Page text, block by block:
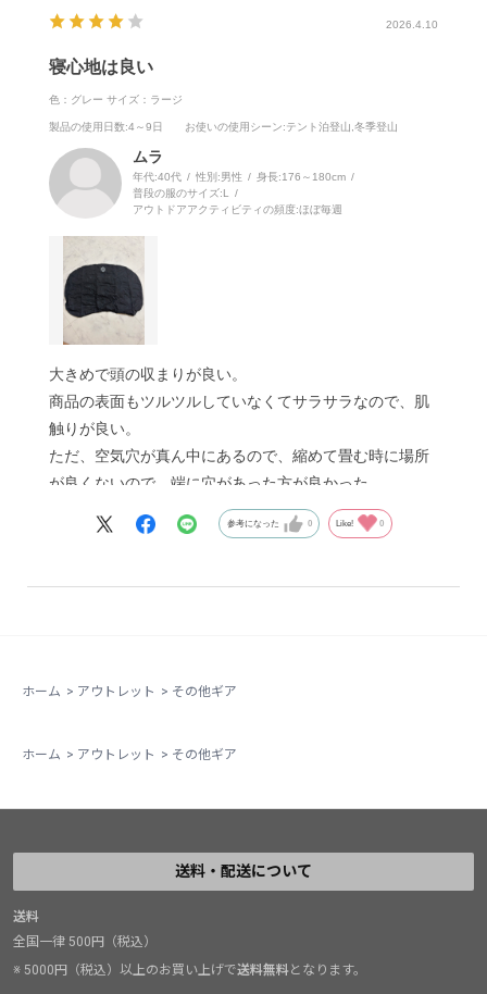
2026.4.10
寝心地は良い
色：グレー サイズ：ラージ
製品の使用日数:4～9日 お使いの使用シーン:テント泊登山,冬季登山
ムラ
年代:40代 性別:男性 身長:176～180cm
普段の服のサイズ:L
アウトドアアクティビティの頻度:ほぼ毎週
大きめで頭の収まりが良い。
商品の表面もツルツルしていなくてサラサラなので、肌
触りが良い。
ただ、空気穴が真ん中にあるので、縮めて畳む時に場所
が良くないので、端に穴があった方が良かった。
参考になった 0 Like! 0
クッション性もコシがあって丁度良い感じです。
もはや、コレがなくてはならない体になってしまいまし
た。
ホーム > アウトレット > その他ギア
ホーム > アウトレット > その他ギア
送料・配送について
送料
全国一律 500円（税込）
※ 5000円（税込）以上のお買い上げで送料無料となります。